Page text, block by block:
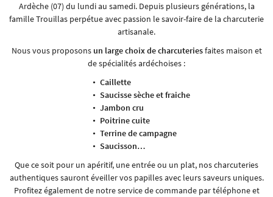
Ardèche (07) du lundi au samedi. Depuis plusieurs générations, la
famille Trouillas perpétue avec passion le savoir-faire de la charcuterie
artisanale.
Nous vous proposons un large choix de charcuteriesfaites maison et
de spécialités ardéchoises :
Caillette
Saucisse sèche et fraiche
Jambon cru
Poitrine cuite
Terrine de campagne
Saucisson…
Que ce soit pour un apéritif, une entrée ou un plat, nos charcuteries
authentiques sauront éveiller vos papilles avec leurs saveurs uniques.
Profitez également de notre service de commande par téléphone et